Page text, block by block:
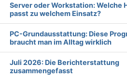
Server oder Workstation: Welche
passt zu welchem Einsatz?
PC-Grundausstattung: Diese
braucht man im Alltag wirklich
Juli 2026: Die Bericht­erstattung
zusammengefasst